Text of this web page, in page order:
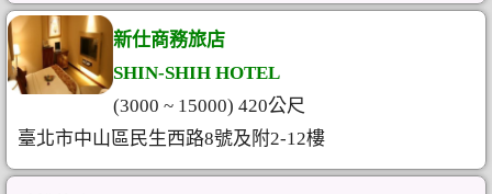
新仕商務旅店
SHIN-SHIH HOTEL
(3000 ~ 15000) 420公尺
臺北市中山區民生西路8號及附2-12樓